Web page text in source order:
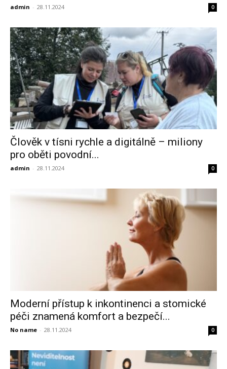
admin - 28.11.2024 0
Člověk v tísni rychle a digitálně – miliony
pro oběti povodní...
admin - 28.11.2024 0
Moderní přístup k inkontinenci a stomické
péči znamená komfort a bezpečí...
No name - 28.11.2024 0